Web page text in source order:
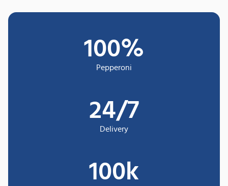
100%
Pepperoni
24/7
Delivery
100 k